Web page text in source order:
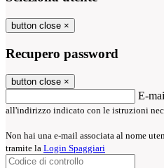
button close ×
Recupero password
button close ×
E-
all'indirizzo indicato con le istruzioni
Non hai una e-mail associata al nome
tramite la Login Spaggiari